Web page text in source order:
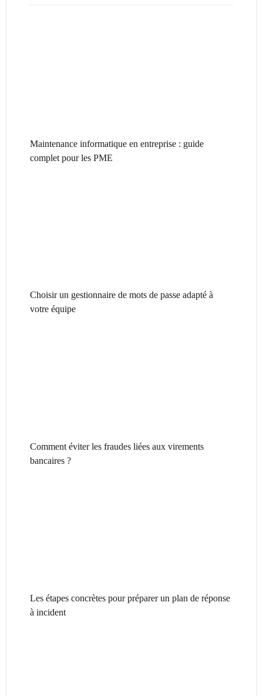
Maintenance informatique en entreprise : guide
complet pour les PME
Choisir un gestionnaire de mots de passe adapté à
votre équipe
Comment éviter les fraudes liées aux virements
bancaires ?
Les étapes concrètes pour préparer un plan de réponse
à incident